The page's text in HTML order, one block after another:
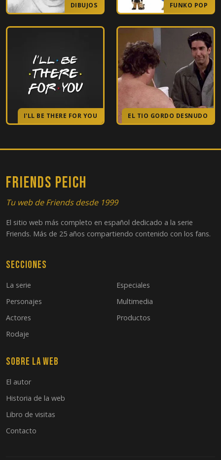
17 El del vestido de boda barato
El de la prima de Monica y Ross
El del gran beso de Rachel
21 El de los votos
24 El de la boda de Chandler y Monica, Parte 2
DIBUJOS FUNKO POP
I'LL BE THERE FOR YOU EL TIO GORDO DESNUDO
FRIENDS PEICH
Tu web de Friends desde 1999
El sitio web más completo en español dedicado a la serie
Friends. Más de 25 años compartiendo contenido con los fans.
Secciones
La serie
Personajes
Actores
Rodaje
Especiales
Multimedia
Productos
Sobre la web
El autor
Historia de la web
Libro de visitas
Contacto